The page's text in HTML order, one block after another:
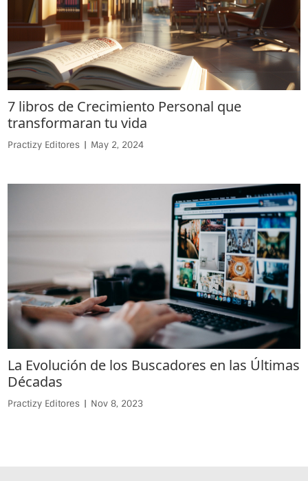
7 libros de Crecimiento Personal que
transformaran tu vida
Practizy Editores | May 2, 2024
La Evolución de los Buscadores en las Últimas
Décadas
Practizy Editores | Nov 8, 2023